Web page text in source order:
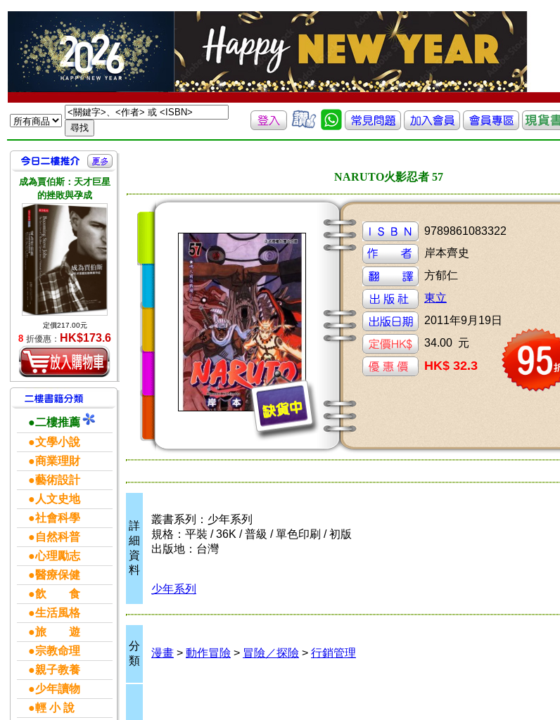
成為賈伯斯：天才巨星
的挫敗與孕成
定價217.00元
8 折優惠： HK$173.6
●二樓推薦
●文學小說
●商業理財
●藝術設計
●人文史地
●社會科學
●自然科普
●心理勵志
●醫療保健
●飲 食
●生活風格
●旅 遊
●宗教命理
●親子教養
●少年讀物
●輕 小 說
NARUTO火影忍者 57
9789861083322
岸本齊史
方郁仁
東立
2011年9月19日
34.00 元
HK$ 32.3
詳
細
資
料
叢書系列：少年系列
規格：平裝 / 36K / 普級 / 單色印刷 / 初版
出版地：台灣
少年系列
分
類
漫畫 > 動作冒險 > 冒險／探險 > 行銷管理